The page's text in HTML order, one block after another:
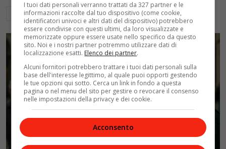
Leggi di più
I tuoi dati personali verranno trattati da 327 partner e le
informazioni raccolte dal tuo dispositivo (come cookie,
identificatori univoci e altri dati del dispositivo) potrebbero
essere condivise con questi ultimi, da loro visualizzate e
memorizzate oppure essere usate nello specifico da questo
sito. Noi e i nostri partner potremmo utilizzare dati di
localizzazione esatti. Elenco dei partner.
Alcuni fornitori potrebbero trattare i tuoi dati personali sulla
base dell'interesse legittimo, al quale puoi opporti gestendo
le tue opzioni qui sotto. Cerca un link in fondo a questa
pagina o nel menu del sito per gestire o revocare il consenso
nelle impostazioni della privacy e dei cookie.
Acconsento